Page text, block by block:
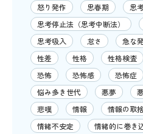
怒り発作
思春期
思
思考停止法（思考中断法）
思考吸入
怠さ 急な
性差
性格 性格検査
恐怖
恐怖感 恐怖症
悩み多き世代
悪夢
悲嘆
情報 情報の取
情緒不安定
情緒的に巻き